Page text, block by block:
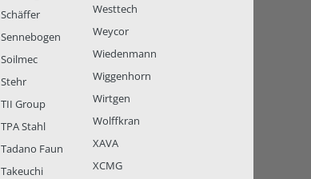
Schäffer
Sennebogen
Soilmec
Stehr
TII Group
TPA Stahl
Tadano Faun
Takeuchi
Westtech
Weycor
Wiedenmann
Wiggenhorn
Wirtgen
Wolffkran
XAVA
XCMG